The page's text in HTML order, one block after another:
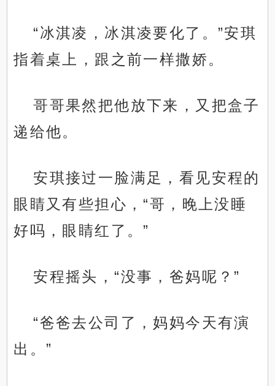
“冰淇凌，冰淇凌要化了。”安琪
指着桌上，跟之前一样撒娇。
哥哥果然把他放下来，又把盒子
递给他。
安琪接过一脸满足，看见安程的
眼睛又有些担心，“哥，晚上没睡
好吗，眼睛红了。”
安程摇头，“没事，爸妈呢？”
“爸爸去公司了，妈妈今天有演
出。”